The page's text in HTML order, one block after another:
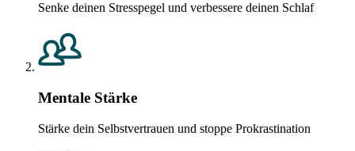
Senke deinen Stresspegel und verbessere deinen Schlaf
Mentale Stärke
Stärke dein Selbstvertrauen und stoppe Prokrastination